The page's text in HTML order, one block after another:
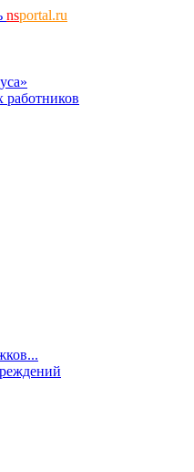
nsportal.ru
работников